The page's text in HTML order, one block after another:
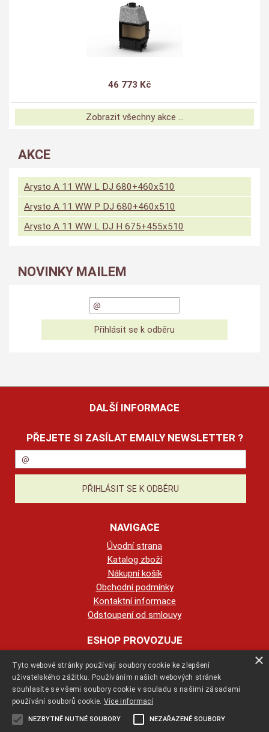
46 773 Kč
Zobrazit všechny akce ...
AKCE
Arysto A 11 WW L DJ 680+460x510
Arysto A 11 WW P DJ 680+460x510
Arysto A 11 WW L DJ H 675+455x510
NOVINKY MAILEM
DALŠÍ INFORMACE
PŘEJETE SI ZASÍLAT EMAILY NEWSLETTER ?
NAVIGACE
Úvodní strana
Katalog zboží
Nákupní košík
Obchodní podmínky
Kontaktní informace
Odstoupení od smlouvy
ESHOP PROVOZUJE
123KRBY s.r.o.
+420 774 422 239
info@123krby.cz
×
Tyto webové stránky používají soubory cookie ke zlepšení
uživatelského zážitku. Používáním našich webových stránek
souhlasíte se všemi soubory cookie v souladu s našimi zásadami
používání souborů cookie. Více informací
NEZBYTNĚ NUTNÉ SOUBORY NEZAŘAZENÉ SOUBORY